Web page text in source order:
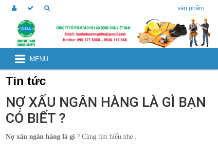
sản phẩm
MENU
Tin tức
NỢ XẤU NGÂN HÀNG LÀ GÌ BẠN
CÓ BIẾT ?
Nợ xấu ngân hàng là gì ? Cùng tìm hiểu nhé .